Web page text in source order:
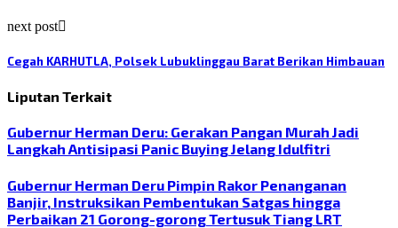
next post
Cegah KARHUTLA, Polsek Lubuklinggau Barat Berikan Himbauan
Liputan Terkait
Gubernur Herman Deru: Gerakan Pangan Murah Jadi
Langkah Antisipasi Panic Buying Jelang Idulfitri
Gubernur Herman Deru Pimpin Rakor Penanganan
Banjir, Instruksikan Pembentukan Satgas hingga
Perbaikan 21 Gorong-gorong Tertusuk Tiang LRT